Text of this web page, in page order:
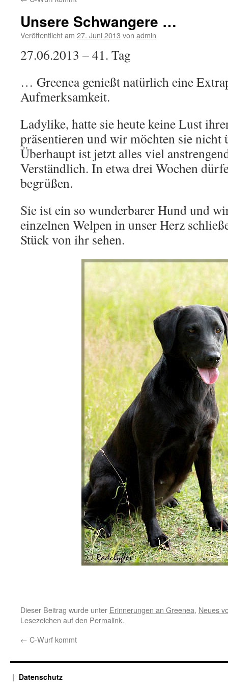
Unsere Schwangere …
Veröffentlicht am 27. Juni 2013 von admin
27.06.2013 – 41. Tag
… Greenea genießt natürlich eine
Aufmerksamkeit.
Ladylike, hatte sie heute keine Lust
präsentieren und wir möchten sie nicht
Überhaupt ist jetzt alles viel
Verständlich. In etwa drei Wochen
begrüßen.
Sie ist ein so wunderbarer Hund und
einzelnen Welpen in unser Herz
Stück von ihr sehen.
Dieser Beitrag wurde unter Erinnerungen an Greenea, Neues
Lesezeichen auf den Permalink.
← C-Wurf kommt
Datenschutz